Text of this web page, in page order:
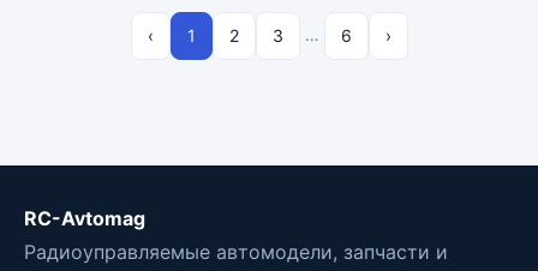
‹ 1 2 3 … 6 ›
RC-Avtomag
Радиоуправляемые автомодели, запчасти и